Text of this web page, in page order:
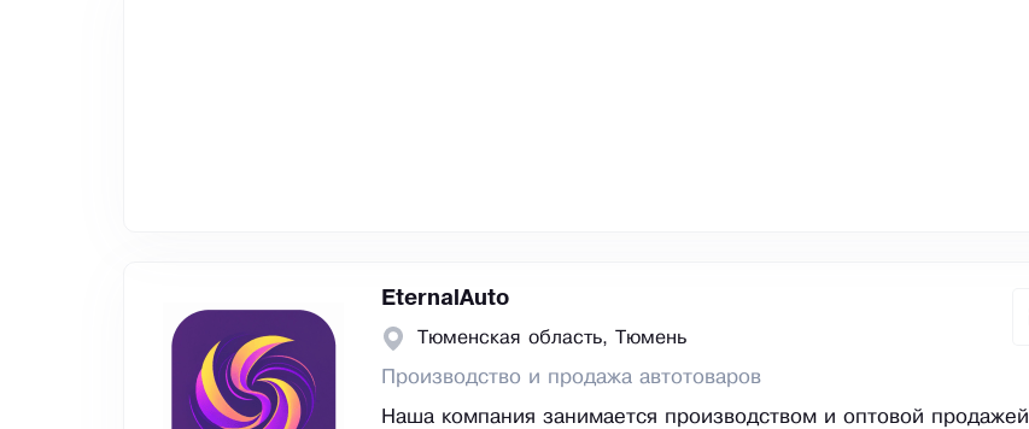
EternalAuto
Тюменская область, Тюмень
Производство и продажа автотоваров
Наша компания занимается производством и оптовой продажей